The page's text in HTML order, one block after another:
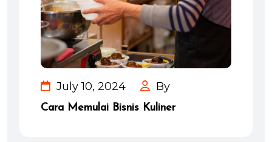
July 10, 2024 By
Cara Memulai Bisnis Kuliner